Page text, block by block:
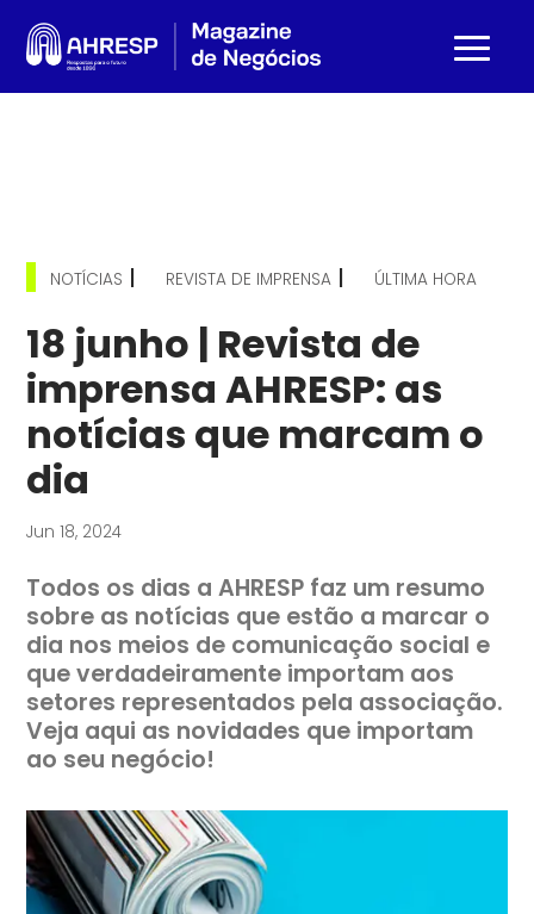
NOTÍCIAS | REVISTA DE IMPRENSA | ÚLTIMA HORA
18 junho | Revista de
imprensa AHRESP: as
notícias que marcam o
dia
Jun 18, 2024
Todos os dias a AHRESP faz um resumo
sobre as notícias que estão a marcar o
dia nos meios de comunicação social e
que verdadeiramente importam aos
setores representados pela associação.
Veja aqui as novidades que importam
ao seu negócio!